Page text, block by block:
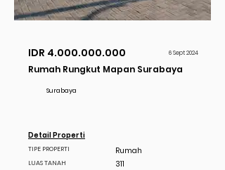
IDR 4.000.000.000 6 Sept 2024
Rumah Rungkut Mapan Surabaya
Surabaya
Detail Properti
TIPE PROPERTI
LUAS TANAH
Rumah
311